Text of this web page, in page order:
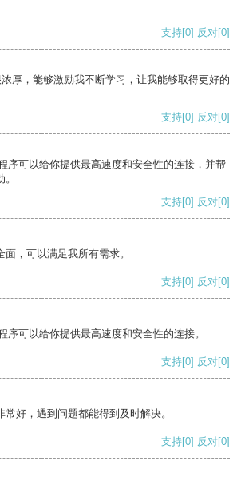
支持[0] 反对[0]
厚，能够激励我不断学习，让我能够取得更好的
支持[0] 反对[0]
序可以给你提供最高速度和安全性的连接，并帮
支持[0] 反对[0]
，可以满足我所有需求。
支持[0] 反对[0]
序可以给你提供最高速度和安全性的连接。
支持[0] 反对[0]
好，遇到问题都能得到及时解决。
支持[0] 反对[0]